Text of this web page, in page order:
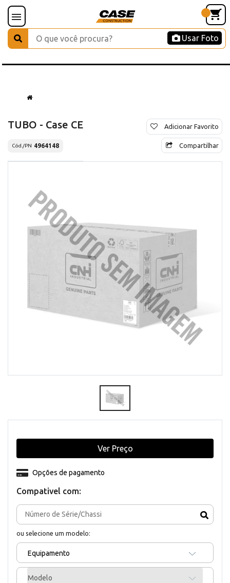
Usar Foto
TUBO - Case CE
Cód./PN 4964148
Adicionar Favorito
Compartilhar
Compativel com:
ou selecione um modelo:
Equipamento
Modelo
Opções de pagamento
Ver Preço